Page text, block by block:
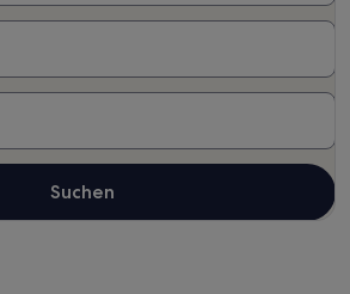
Suchen